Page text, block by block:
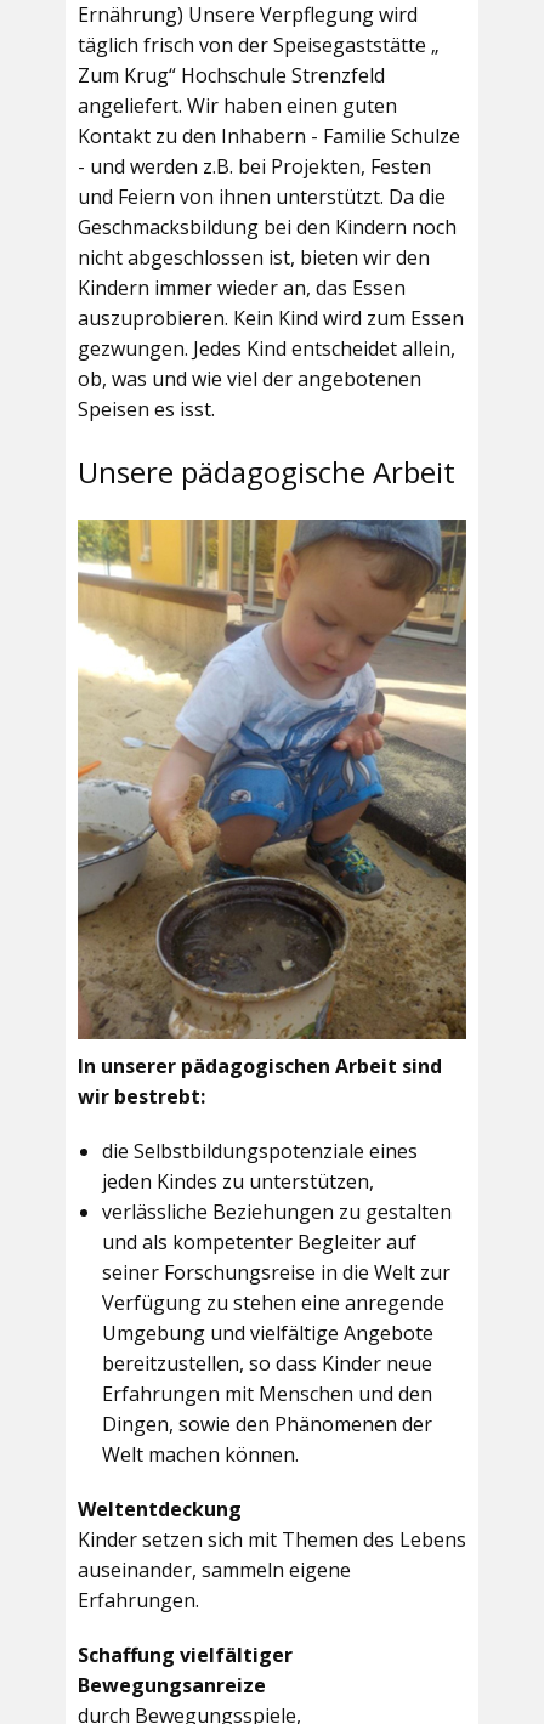
Ernährung) Unsere Verpflegung wird
täglich frisch von der Speisegaststätte „
Zum Krug“ Hochschule Strenzfeld
angeliefert. Wir haben einen guten
Kontakt zu den Inhabern - Familie Schulze
- und werden z.B. bei Projekten, Festen
und Feiern von ihnen unterstützt. Da die
Geschmacksbildung bei den Kindern noch
nicht abgeschlossen ist, bieten wir den
Kindern immer wieder an, das Essen
auszuprobieren. Kein Kind wird zum Essen
gezwungen. Jedes Kind entscheidet allein,
ob, was und wie viel der angebotenen
Speisen es isst.
Unsere pädagogische Arbeit
In unserer pädagogischen Arbeit sind
wir bestrebt:
die Selbstbildungspotenziale eines
jeden Kindes zu unterstützen,
verlässliche Beziehungen zu gestalten
und als kompetenter Begleiter auf
seiner Forschungsreise in die Welt zur
Verfügung zu stehen eine anregende
Umgebung und vielfältige Angebote
bereitzustellen, so dass Kinder neue
Erfahrungen mit Menschen und den
Dingen, sowie den Phänomenen der
Welt machen können.
Weltentdeckung
Kinder setzen sich mit Themen des Lebens
auseinander, sammeln eigene
Erfahrungen.
Schaffung vielfältiger
Bewegungsanreize
durch Bewegungsspiele,